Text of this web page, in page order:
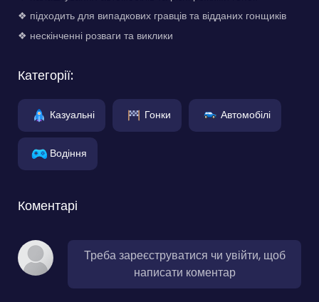
❖ підходить для випадкових гравців та відданих гонщиків
❖ нескінченні розваги та виклики
Категорії:
Казуальні Гонки Автомобілі
Водіння
Коментарі
Треба зареєструватися чи увійти, щоб
написати коментар